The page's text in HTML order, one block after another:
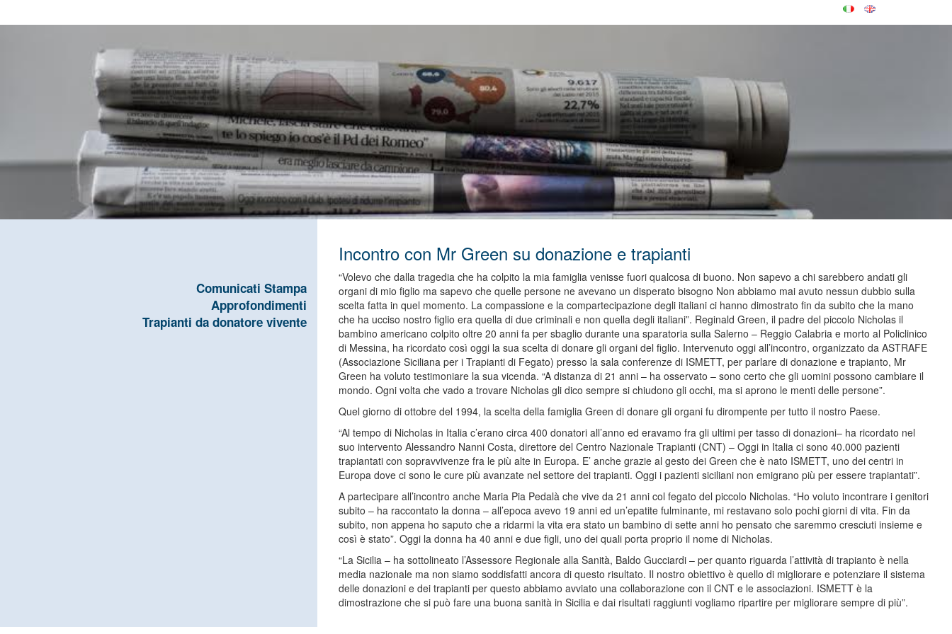
Comunicati Stampa
Approfondimenti
Trapianti da donatore vivente
Incontro con Mr Green su donazione e trapianti
“Volevo che dalla tragedia che ha colpito la mia famiglia venisse fuori qualcosa di buono. Non sapevo a chi sarebbero andati gli
organi di mio figlio ma sapevo che quelle persone ne avevano un disperato bisogno Non abbiamo mai avuto nessun dubbio sulla
scelta fatta in quel momento. La compassione e la compartecipazione degli italiani ci hanno dimostrato fin da subito che la mano
che ha ucciso nostro figlio era quella di due criminali e non quella degli italiani”. Reginald Green, il padre del piccolo Nicholas il
bambino americano colpito oltre 20 anni fa per sbaglio durante una sparatoria sulla Salerno – Reggio Calabria e morto al Policlinico
di Messina, ha ricordato così oggi la sua scelta di donare gli organi del figlio. Intervenuto oggi all’incontro, organizzato da ASTRAFE
(Associazione Siciliana per i Trapianti di Fegato) presso la sala conferenze di ISMETT, per parlare di donazione e trapianto, Mr
Green ha voluto testimoniare la sua vicenda. “A distanza di 21 anni – ha osservato – sono certo che gli uomini possono cambiare il
mondo. Ogni volta che vado a trovare Nicholas gli dico sempre si chiudono gli occhi, ma si aprono le menti delle persone”.
Quel giorno di ottobre del 1994, la scelta della famiglia Green di donare gli organi fu dirompente per tutto il nostro Paese.
“Al tempo di Nicholas in Italia c’erano circa 400 donatori all’anno ed eravamo fra gli ultimi per tasso di donazioni– ha ricordato nel
suo intervento Alessandro Nanni Costa, direttore del Centro Nazionale Trapianti (CNT) – Oggi in Italia ci sono 40.000 pazienti
trapiantati con sopravvivenze fra le più alte in Europa. E’ anche grazie al gesto dei Green che è nato ISMETT, uno dei centri in
Europa dove ci sono le cure più avanzate nel settore dei trapianti. Oggi i pazienti siciliani non emigrano più per essere trapiantati”.
A partecipare all’incontro anche Maria Pia Pedalà che vive da 21 anni col fegato del piccolo Nicholas. “Ho voluto incontrare i genitori
subito – ha raccontato la donna – all’epoca avevo 19 anni ed un’epatite fulminante, mi restavano solo pochi giorni di vita. Fin da
subito, non appena ho saputo che a ridarmi la vita era stato un bambino di sette anni ho pensato che saremmo cresciuti insieme e
così è stato”. Oggi la donna ha 40 anni e due figli, uno dei quali porta proprio il nome di Nicholas.
“La Sicilia – ha sottolineato l’Assessore Regionale alla Sanità, Baldo Gucciardi – per quanto riguarda l’attività di trapianto è nella
media nazionale ma non siamo soddisfatti ancora di questo risultato. Il nostro obiettivo è quello di migliorare e potenziare il sistema
delle donazioni e dei trapianti per questo abbiamo avviato una collaborazione con il CNT e le associazioni. ISMETT è la
dimostrazione che si può fare una buona sanità in Sicilia e dai risultati raggiunti vogliamo ripartire per migliorare sempre di più”.